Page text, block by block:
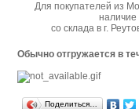
Для покупателей из
наличие
со склада в г.
Обычно отгружается в
Поделиться…